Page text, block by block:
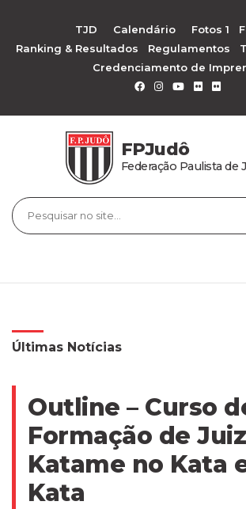
TJD Calendário Fotos 1
Ranking & Resultados
Regulamentos
Credenciamento de
FPJudô
Federação Paulista de
Últimas Notícias
Outline – Curso
Formação de
Katame no Kata
Kata